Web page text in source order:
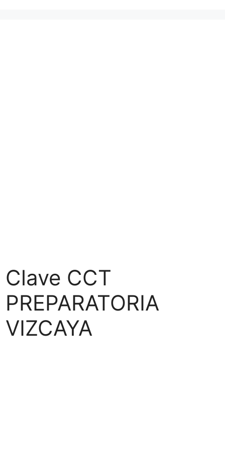
Clave CCT
PREPARATORIA
VIZCAYA